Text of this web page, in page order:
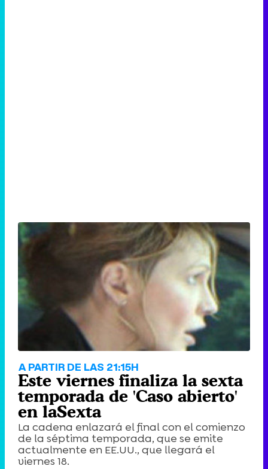
A PARTIR DE LAS 21:15H
Este viernes finaliza la sexta
temporada de 'Caso abierto'
en laSexta
La cadena enlazará el final con el comienzo
de la séptima temporada, que se emite
actualmente en EE.UU., que llegará el
viernes 18.